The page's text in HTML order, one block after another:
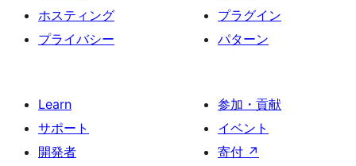
ホスティング
プライバシー
プラグイン
パターン
Learn
サポート
開発者
参加・貢献
イベント
寄付 ↗